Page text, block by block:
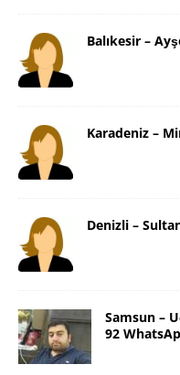
Balıkesir –
Karadeniz –
Denizli –
Samsun –
92